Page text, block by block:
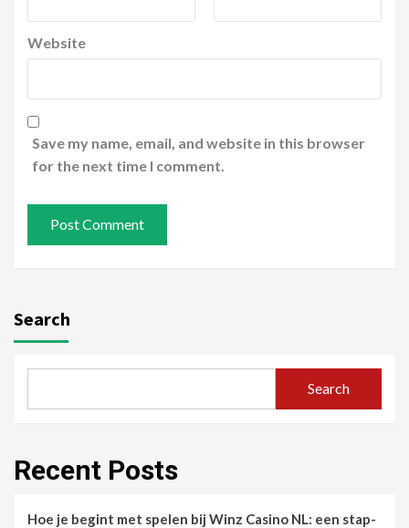
Website
Save my name, email, and website in this browser
for the next time I comment.
Search
Search
Recent Posts
Hoe je begint met spelen bij Winz Casino NL: een stap-